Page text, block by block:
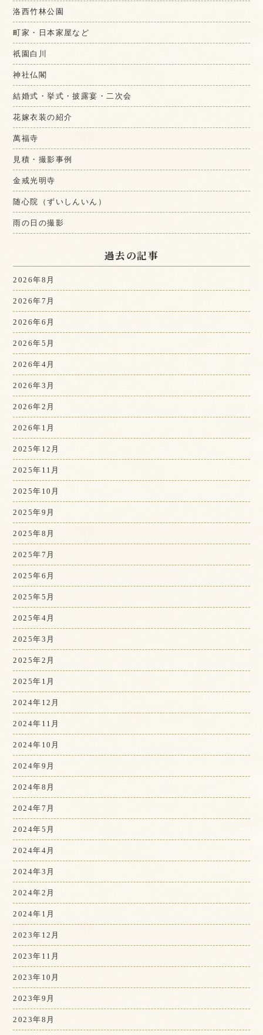
洛西竹林公園
町家・日本家屋など
祇園白川
神社仏閣
結婚式・挙式・披露宴・二次会
花嫁衣装の紹介
萬福寺
見積・撮影事例
金戒光明寺
随心院（ずいしんいん）
雨の日の撮影
過去の記事
2026年8月
2026年7月
2026年6月
2026年5月
2026年4月
2026年3月
2026年2月
2026年1月
2025年12月
2025年11月
2025年10月
2025年9月
2025年8月
2025年7月
2025年6月
2025年5月
2025年4月
2025年3月
2025年2月
2025年1月
2024年12月
2024年11月
2024年10月
2024年9月
2024年8月
2024年7月
2024年5月
2024年4月
2024年3月
2024年2月
2024年1月
2023年12月
2023年11月
2023年10月
2023年9月
2023年8月